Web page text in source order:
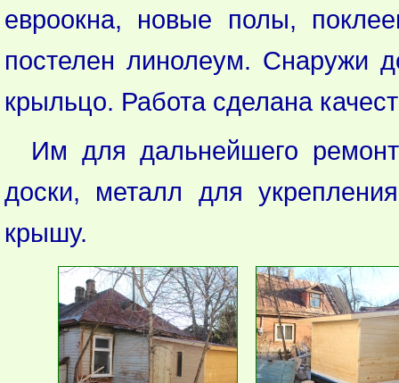
евроокна, новые полы,
постелен линолеум. Снаружи
крыльцо. Работа сделана
Им для дальнейшего
доски, металл для
крышу.